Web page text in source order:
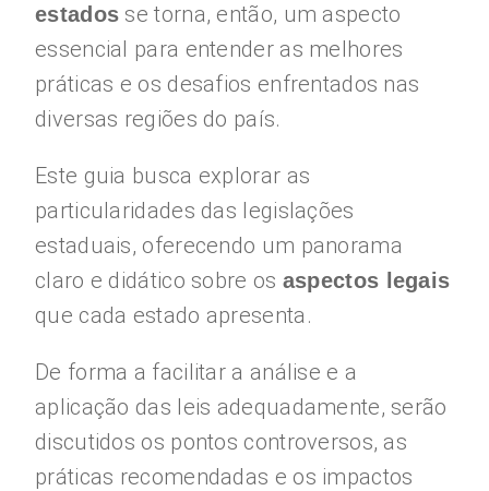
estados se torna, então, um aspecto
essencial para entender as melhores
práticas e os desafios enfrentados nas
diversas regiões do país.
Este guia busca explorar as
particularidades das legislações
estaduais, oferecendo um panorama
claro e didático sobre os aspectos legais
que cada estado apresenta.
De forma a facilitar a análise e a
aplicação das leis adequadamente, serão
discutidos os pontos controversos, as
práticas recomendadas e os impactos